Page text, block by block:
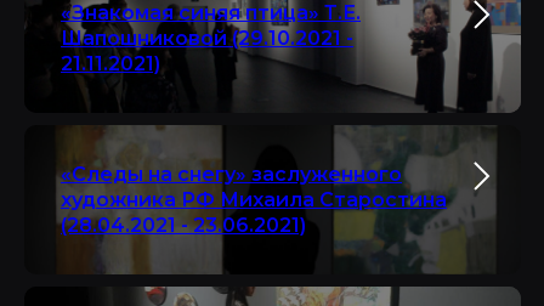
«Знакомая синяя птица» Т.Е.
Шапошниковой (29.10.2021 -
21.11.2021)
«Следы на снегу» заслуженного
художника РФ Михаила Старостина
(28.04.2021 - 23.06.2021)